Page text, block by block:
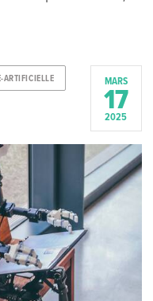
ARTIFICIELLE MARS
17
2025